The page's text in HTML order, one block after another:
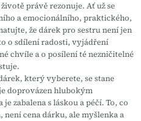
právě rezonuje. Ať už se
a emocionálního, praktického,
že dárek pro sestru není jen
o sdílení radosti, vyjádření
chvíle a o posílení té nezničitelné
který vyberete, se stane
doprovázen hlubokým
zabalena s láskou a péčí. To, co
není cena dárku, ale myšlenka a